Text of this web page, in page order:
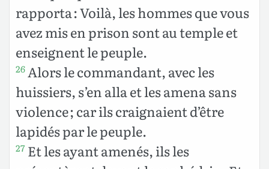
rapporta : Voilà, les hommes que vous
avez mis en prison sont au temple et
enseignent le peuple.
26Alors le commandant, avec les
huissiers, s’en alla et les amena sans
violence ; car ils craignaient d’être
lapidés par le peuple.
27 Et les ayant amenés, ils les